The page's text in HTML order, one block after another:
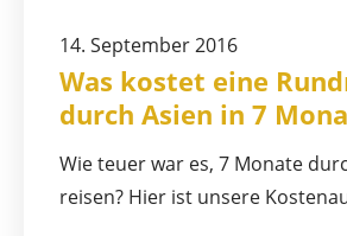
14. September 2016
Was kostet eine
durch Asien in 7
Wie teuer war es, 7 Monate
reisen? Hier ist unsere